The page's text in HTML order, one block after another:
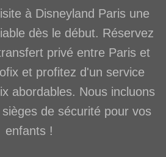
à Disneyland Paris une
dès le début. Réservez
privé entre Paris et
et profitez d'un service
abordables. Nous incluons
de sécurité pour vos
enfants !